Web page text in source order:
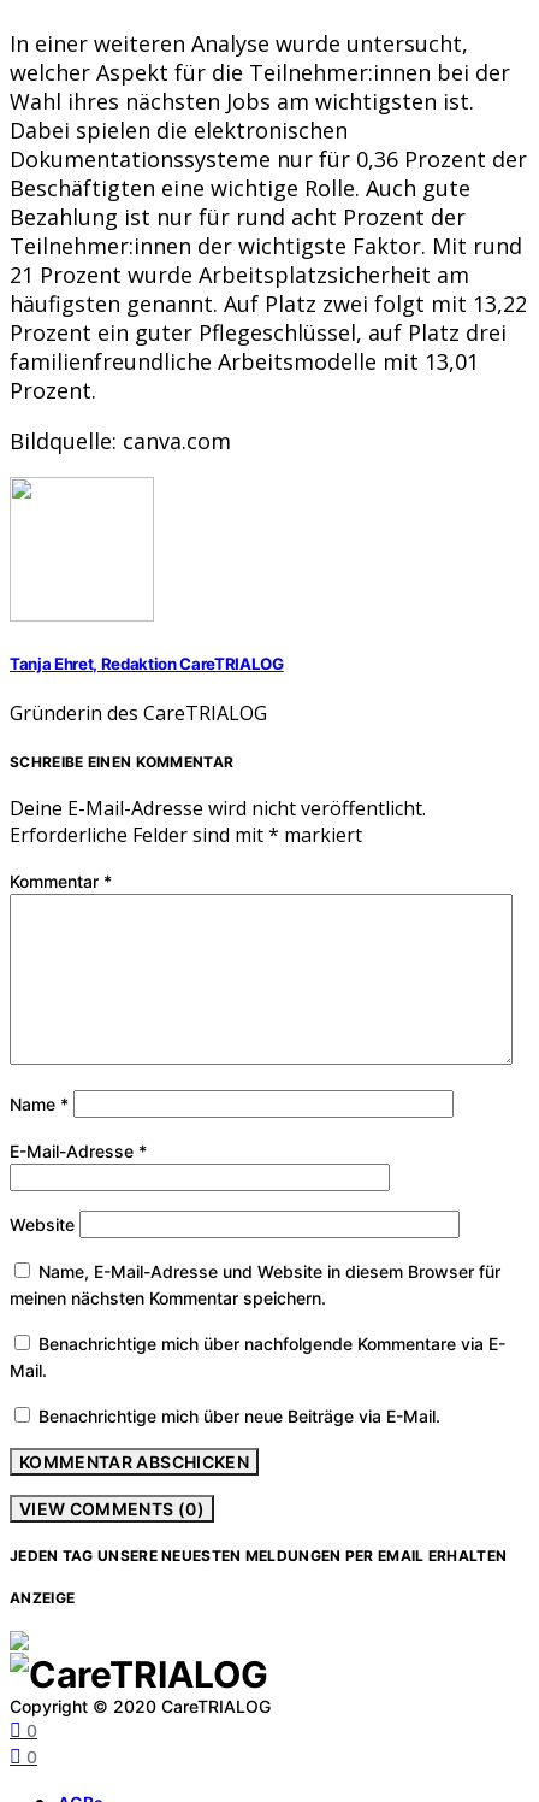
In einer weiteren Analyse wurde untersucht,
welcher Aspekt für die Teilnehmer:innen bei der
Wahl ihres nächsten Jobs am wichtigsten ist.
Dabei spielen die elektronischen
Dokumentationssysteme nur für 0,36 Prozent der
Beschäftigten eine wichtige Rolle. Auch gute
Bezahlung ist nur für rund acht Prozent der
Teilnehmer:innen der wichtigste Faktor. Mit rund
21 Prozent wurde Arbeitsplatzsicherheit am
häufigsten genannt. Auf Platz zwei folgt mit 13,22
Prozent ein guter Pflegeschlüssel, auf Platz drei
familienfreundliche Arbeitsmodelle mit 13,01
Prozent.
Bildquelle: canva.com
Tanja Ehret, Redaktion CareTRIALOG
Gründerin des CareTRIALOG
SCHREIBE EINEN KOMMENTAR
Deine E-Mail-Adresse wird nicht veröffentlicht.
Erforderliche Felder sind mit* markiert
Kommentar *
Name *
E-Mail-Adresse *
Website
Name, E-Mail-Adresse und Website in diesem Browser für
meinen nächsten Kommentar speichern.
Benachrichtige mich über nachfolgende Kommentare via E-
Mail.
Benachrichtige mich über neue Beiträge via E-Mail.
VIEW COMMENTS (0)
JEDEN TAG UNSERE NEUESTEN MELDUNGEN PER EMAIL ERHALTEN
ANZEIGE
Copyright © 2020 CareTRIALOG
0
0